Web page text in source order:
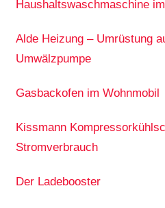
Haushaltswaschmaschine
Alde Heizung – Umrüstung
Umwälzpumpe
Gasbackofen im Wohnmobil
Kissmann
Stromverbrauch
Der Ladebooster